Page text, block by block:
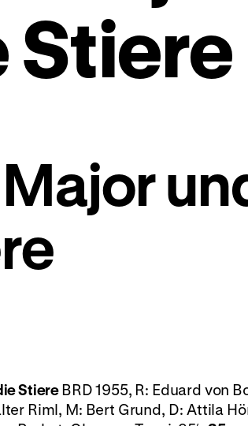
Stiere
StiereBRD 1955, R: Eduard von
Riml, M: Bert Grund, D: Attila